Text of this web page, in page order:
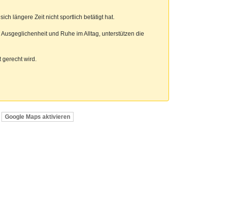
längere Zeit nicht sportlich betätigt hat.
und Ruhe im Alltag, unterstützen die
gerecht wird.
Google Maps aktivieren